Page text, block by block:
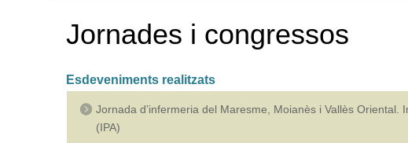
Jornades i congressos
Esdeveniments realitzats
Jornada d’infermeria del Maresme, Moianès i Vallès
(IPA)